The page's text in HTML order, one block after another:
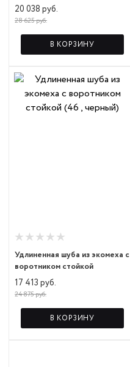
20 038 руб.
28 625 руб.
В КОРЗИНУ
Удлиненная шуба из экомеха с
воротником стойкой
17 413 руб.
24 875 руб.
В КОРЗИНУ